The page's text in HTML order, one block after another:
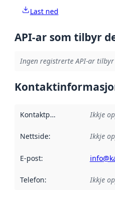
Last ned
API-ar som tilbyr
Ingen registrerte API-ar
Kontaktpunkt Ikkje
Nettside: Ikkje
E-post:
Telefon: Ikkje